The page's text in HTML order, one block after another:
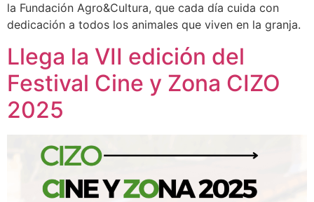
la Fundación Agro&Cultura, que cada día cuida con
dedicación a todos los animales que viven en la granja.
Llega la VII edición del
Festival Cine y Zona CIZO
2025